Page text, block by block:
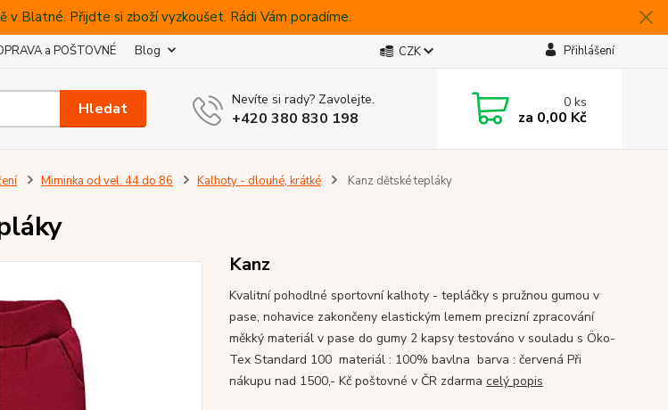
v Blatné. Přijdte si zboží vyzkoušet. Rádi Vám poradíme.
a POŠTOVNÉ Blog CZK Přihlášení
Hledat Nevíte si rady? Zavolejte.
+420 380 830 198
0ks
za 0,00 Kč
Miminka od vel. 44 do 86 Kalhoty - dlouhé, krátké Kanz dětské tepláky
Kanz
Kvalitní pohodlné sportovní kalhoty - tepláčky s pružnou gumou v
pase, nohavice zakončeny elastickým lemem precizní zpracování
měkký materiál v pase do gumy 2 kapsy testováno v souladu s Öko-
Tex Standard 100 materiál : 100% bavlna barva : červená Při
nákupu nad 1500,- Kč poštovné v ČR zdarma celý popis